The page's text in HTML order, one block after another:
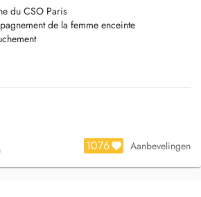
de l'Hôpital de Neuilly (Centre
de l'Hôpital Max Forestier à Nanterre,
et abdominale de l'Hôpital Bichât-
de la femme enceinte
du CSO Paris
de la femme enceinte
1076 Aanbevelingen